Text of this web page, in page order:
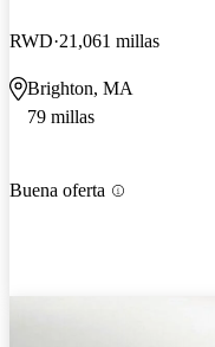
RWD 21,061 millas
Brighton, MA
79 millas
Buena oferta